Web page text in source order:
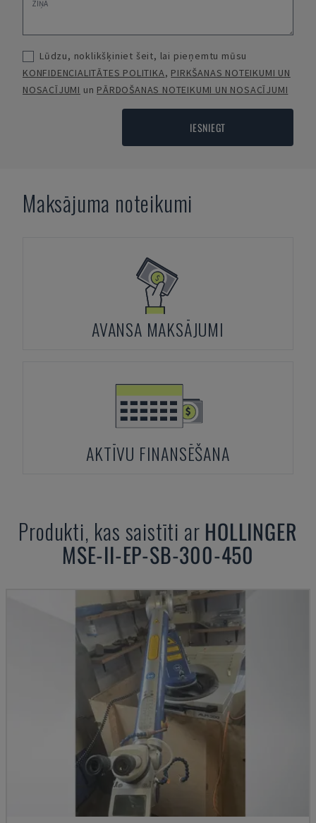
Lūdzu, noklikšķiniet šeit, lai pieņemtu mūsu
KONFIDENCIALITĀTES POLITIKA, PIRKŠANAS NOTEIKUMI UN
NOSACĪJUMI un PĀRDOŠANAS NOTEIKUMI UN NOSACĪJUMI
IESNIEGT
Maksājuma noteikumi
AVANSA MAKSĀJUMI
AKTĪVU FINANSĒŠANA
Produkti, kas saistīti ar HOLLINGER
MSE-II-EP-SB-300-450